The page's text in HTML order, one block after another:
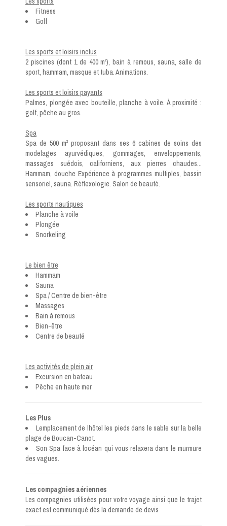
Fitness
Golf
Les sports et loisirs inclus
2 piscines (dont 1 de 400 m²), bain à remous, sauna, salle de
sport, hammam, masque et tuba. Animations.
Les sports et loisirs payants
Palmes, plongée avec bouteille, planche à voile. À proximité :
golf, pêche au gros.
Spa
Spa de 500 m² proposant dans ses 6 cabines de soins des
modelages ayurvédiques, gommages, enveloppements,
massages suédois, californiens, aux pierres chaudes...
Hammam, douche Expérience à programmes multiples, bassin
sensoriel, sauna. Réflexologie. Salon de beauté.
Les sports nautiques
Planche à voile
Plongée
Snorkeling
Le bien être
Hammam
Sauna
Spa / Centre de bien-être
Massages
Bain à remous
Bien-être
Centre de beauté
Les activités de plein air
Excursion en bateau
Pêche en haute mer
Les Plus
Lemplacement de lhôtel les pieds dans le sable sur la belle
plage de Boucan-Canot.
Son Spa face à locéan qui vous relaxera dans le murmure
des vagues.
Les compagnies aériennes
Les compagnies utilisées pour votre voyage ainsi que le trajet
exact est communiqué dès la demande de devis